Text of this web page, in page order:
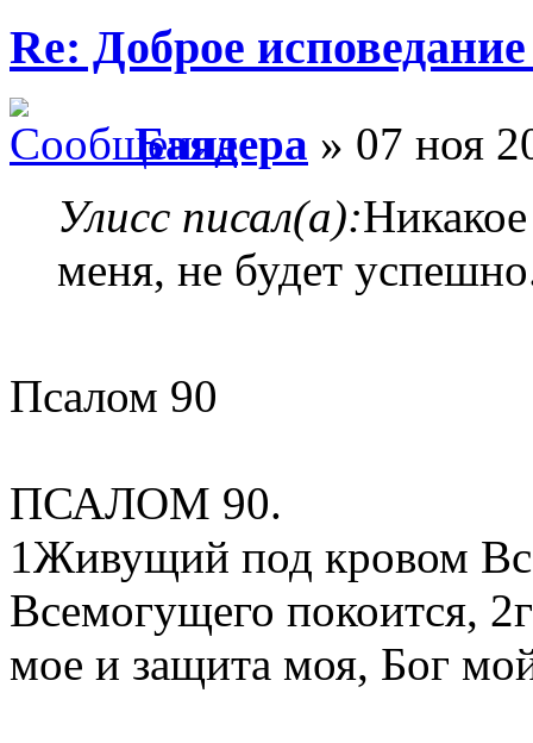
Re: Доброе
Баядера » 07 ноя
Улисс писал(а):
меня, не будет
Псалом 90
ПСАЛОМ 90.
1Живущий под кровом
Всемогущего покоится,
мое и защита моя, Бог